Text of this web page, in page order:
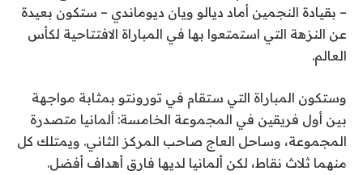
– بقيادة النجمين أماد ديالو ويان ديوماندي – ستكون بعيدة
عن النزهة التي استمتعوا بها في المباراة الافتتاحية لكأس
العالم.
وستكون المباراة التي ستقام في تورونتو بمثابة مواجهة
بين أول فريقين في المجموعة الخامسة: ألمانيا متصدرة
المجموعة، وساحل العاج صاحب المركز الثاني. ويمتلك كل
منهما ثلاث نقاط، لكن ألمانيا لديها فارق أهداف أفضل.